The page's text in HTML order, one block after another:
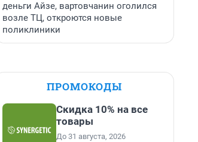
деньги Айзе, вартовчанин оголился
возле ТЦ, откроются новые
поликлиники
ПРОМОКОДЫ
Скидка 10% на все
товары
До 31 августа, 2026